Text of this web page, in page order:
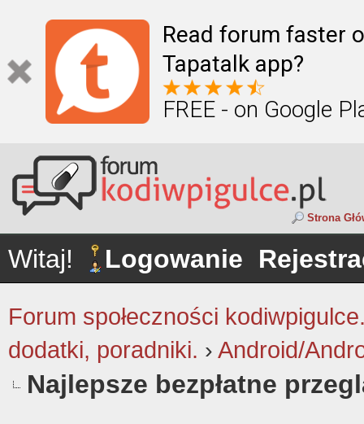
Read forum faster
Tapatalk app?
FREE - on Google
Strona
Witaj! Logowanie
Forum społeczności
dodatki, poradniki. › Android/
Najlepsze bezpłatne